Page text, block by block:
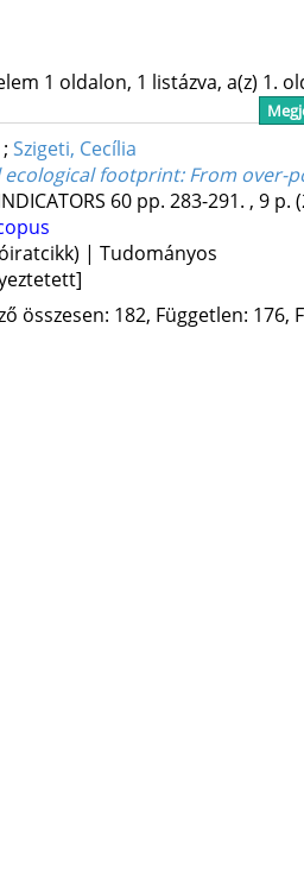
1 oldalon, 1 listázva, a(z) 1.
; Szigeti, Cecília
ecological footprint: From
60 pp. 283-291. , 9 p.
| Tudományos
összesen: 182, Független: 176,